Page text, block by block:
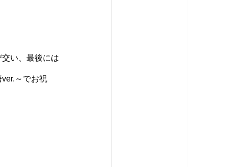
い、最後には
～でお祝